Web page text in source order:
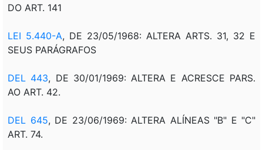
DO ART. 141
LEI 5.440-A, DE 23/05/1968: ALTERA ARTS. 31, 32 E
SEUS PARÁGRAFOS
DEL 443, DE 30/01/1969: ALTERA E ACRESCE PARS.
AO ART. 42.
DEL 645, DE 23/06/1969: ALTERA ALÍNEAS "B" E "C"
ART. 74.